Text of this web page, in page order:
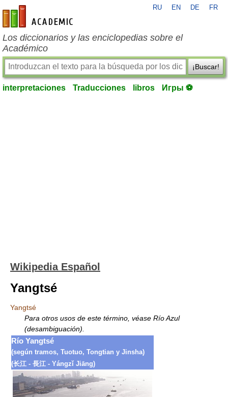
es-academic.com
RU EN DE FR
Los diccionarios y las enciclopedias sobre el
Académico
¡Buscar!
interpretaciones Traducciones libros Игры ⚽
Wikipedia Español
Yangtsé
Yangtsé
Para otros usos de este término, véase Río Azul
(desambiguación).
Río Yangtsé
(según tramos, Tuotuo, Tongtian y Jinsha)
(长江 - 長江 - Yángzǐ Jiāng)